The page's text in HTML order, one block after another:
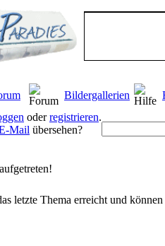
Bildergallerien
oderregistrieren.
Mail übersehen?
letzte Thema erreicht und